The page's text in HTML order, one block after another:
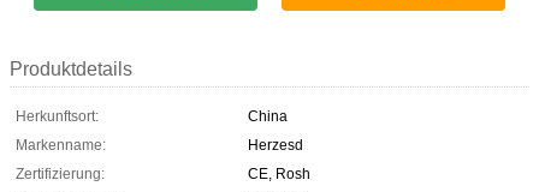
Produktdetails
Herkunftsort:
China
Markenname:
Herzesd
Zertifizierung:
CE, Rosh